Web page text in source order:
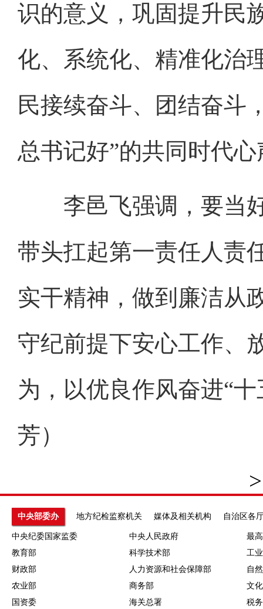
识的意义，巩固提升民
化、系统化、精准化治
民接续奋斗、团结奋斗
总书记好”的共同时代心
李邑飞强调，要当好
带头扛起第一责任人责
实干精神，做到廉洁从
守纪前提下安心工作、
为，以优良作风奋进“
芳）
中央部委办 地方纪检监察机关 媒体及相关机构 自治区各
中央纪委国家监委 中央人民政府
最
教育部
科学技术部
工
财政部
人力资源和社会保障部
自
农业部
商务部
文
国资委
海关总署 税